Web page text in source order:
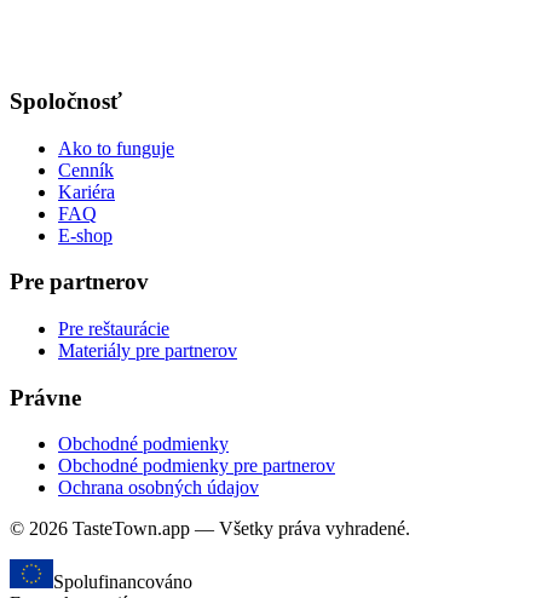
Spoločnosť
Ako to funguje
Cenník
Kariéra
FAQ
E-shop
Pre partnerov
Pre reštaurácie
Materiály pre partnerov
Právne
Obchodné podmienky
Obchodné podmienky pre partnerov
Ochrana osobných údajov
© 2026 TasteTown.app — Všetky práva vyhradené.
Spolufinancováno